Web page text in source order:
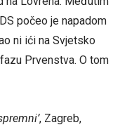
počeo je napadom
ni ići na Svjetsko
Prvenstva. O tom
, Zagreb,